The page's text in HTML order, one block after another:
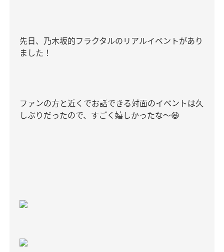
先日、乃木坂的フラクタルのリアルイベントがあり
ました！
ファンの方と近くでお話できる対面のイベントは久
しぶりだったので、すごく嬉しかったな〜😆